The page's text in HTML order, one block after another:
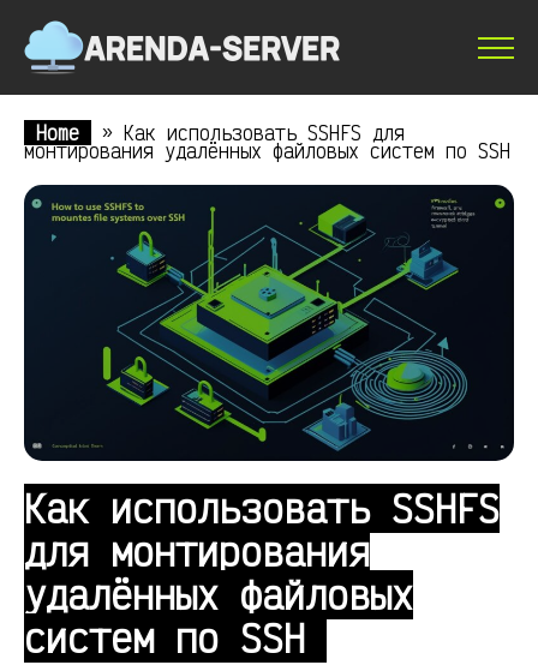
Home » Как использовать SSHFS для
монтирования удалённых файловых систем по SSH
Как использовать SSHFS
для монтирования
удалённых файловых
систем по SSH